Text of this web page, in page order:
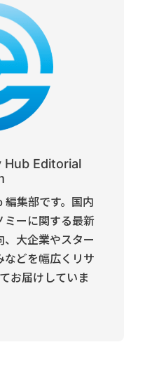
Hub Editorial
集部です。国内
ミーに関する最新
、大企業やスター
などを幅広くリサ
お届けしていま